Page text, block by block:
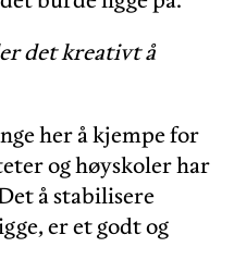
det kreativt å
her å kjempe for
og høyskoler har
å stabilisere
er et godt og